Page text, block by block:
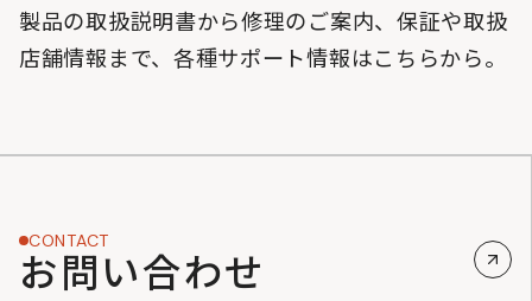
製品の取扱説明書から修理のご案内、保証や取扱
店舗情報まで、各種サポート情報はこちらから。
CONTACT
お問い合わせ